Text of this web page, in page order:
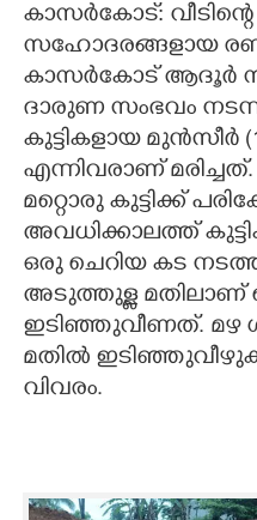
CARTOONS
LITERATURE
CONTACT US
കാസർകോട്:
സഹോദരങ്ങളായ രണ്ട്
കാസർകോട് ആദൂർ
ദാരുണ സംഭവം
കുട്ടികളായ മുൻസീർ
എന്നിവരാണ്
മറ്റൊരു കുട്ടിക്ക്
അവധിക്കാലത്ത്
ഒരു ചെറിയ കട
അടുത്തുള്ള മതിലാണ്
ഇടിഞ്ഞുവീണത്. മഴ
മതിൽ
വിവരം.